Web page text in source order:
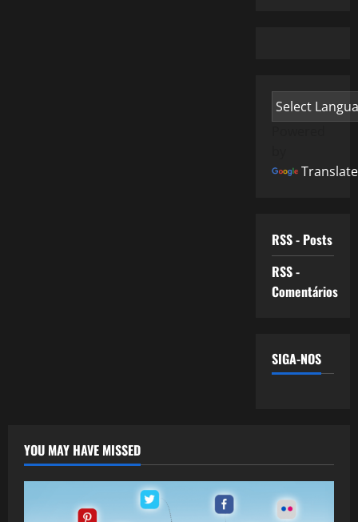
Translate
RSS - Posts
RSS -
Comentários
SIGA-NOS
YOU MAY HAVE MISSED